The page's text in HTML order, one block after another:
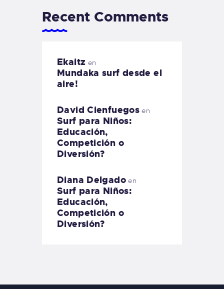
Recent Comments
Ekaitz en
Mundaka surf desde el
aire!
David Cienfuegos en
Surf para Niños:
Educación,
Competición o
Diversión?
Diana Delgadoen
Surf para Niños:
Educación,
Competición o
Diversión?